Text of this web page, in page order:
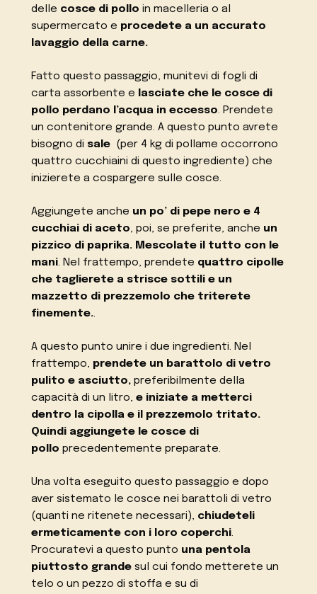
delle cosce di pollo in macelleria o al
supermercato e procedete a un accurato
lavaggio della carne.
Fatto questo passaggio, munitevi di fogli di
carta assorbente e lasciate che le cosce di
pollo perdano l’acqua in eccesso. Prendete
un contenitore grande. A questo punto avrete
bisogno di sale (per 4 kg di pollame occorrono
quattro cucchiaini di questo ingrediente) che
inizierete a cospargere sulle cosce.
Aggiungete anche un po’ di pepe nero e 4
cucchiai di aceto, poi, se preferite, anche un
pizzico di paprika. Mescolate il tutto con le
mani. Nel frattempo, prendete quattro cipolle
che taglierete a strisce sottili e un
mazzetto di prezzemolo che triterete
finemente..
A questo punto unire i due ingredienti. Nel
frattempo, prendete un barattolo di vetro
pulito e asciutto, preferibilmente della
capacità di un litro,e iniziate a metterci
dentro la cipolla e il prezzemolo tritato.
Quindi aggiungete le cosce di
pollo precedentemente preparate.
Una volta eseguito questo passaggio e dopo
aver sistemato le cosce nei barattoli di vetro
(quanti ne ritenete necessari), chiudeteli
ermeticamente con i loro coperchi.
Procuratevi a questo punto una pentola
piuttosto grande sul cui fondo metterete un
telo o un pezzo di stoffa e su di